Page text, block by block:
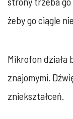
żeby go ciągle
Mikrofon działa
znajomymi.
zniekształceń.